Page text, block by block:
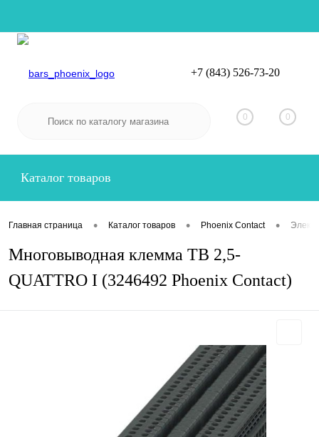
Вход
+7 (843) 526-73-20
0 0
Каталог товаров
Главная страница • Каталог товаров • Phoenix Contact •
Многовыводная клемма TB 2,5-
QUATTRO I (3246492 Phoenix Contact)